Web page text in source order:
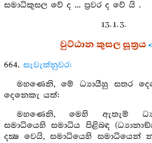
සමාධිකුසල වේ ද ... ප්‍රවර ද වේ යි .
13. 1. 3.
වුට්ඨාන කුසල සූත්‍රය
664. සැවැත්නුවර:
මහණෙනි, මේ ධ්‍යායීහු සතර
දෙනෙකැ යත්:
මහණෙනි, මෙහි ඇතැම්
සමාධියෙහි සමාධිය පිළිබඳ
දක්‍ෂ වෙයි, සමාධියෙහි සමාධියෙන්